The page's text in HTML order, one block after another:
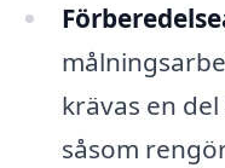
krävas en
såsom